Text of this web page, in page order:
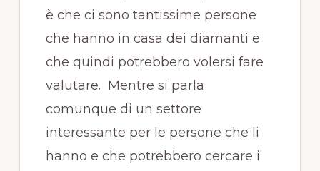
è che ci sono tantissime persone
che hanno in casa dei diamanti e
che quindi potrebbero volersi fare
valutare. Mentre si parla
comunque di un settore
interessante per le persone che li
hanno e che potrebbero cercare i